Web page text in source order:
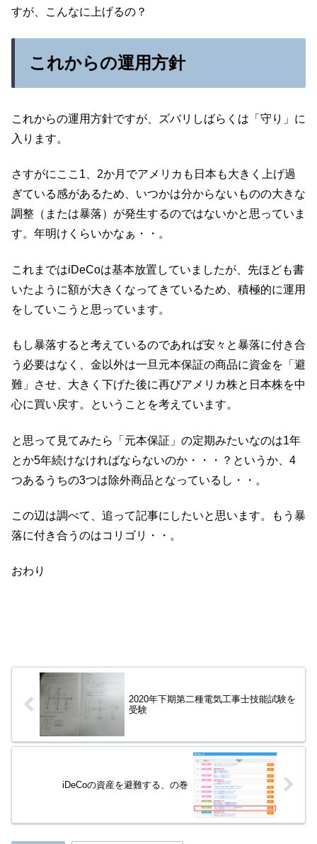
すが、こんなに上げるの？
これからの運用方針
これからの運用方針ですが、ズバリしばらくは「守り」に
入ります。
さすがにここ1、2か月でアメリカも日本も大きく上げ過
ぎている感があるため、いつかは分からないものの大きな
調整（または暴落）が発生するのではないかと思っていま
す。年明けくらいかなぁ・・。
これまではiDeCoは基本放置していましたが、先ほども書
いたように額が大きくなってきているため、積極的に運用
をしていこうと思っています。
もし暴落すると考えているのであれば安々と暴落に付き合
う必要はなく、金以外は一旦元本保証の商品に資金を「避
難」させ、大きく下げた後に再びアメリカ株と日本株を中
心に買い戻す。ということを考えています。
と思って見てみたら「元本保証」の定期みたいなのは1年
とか5年続けなければならないのか・・・？というか、4
つあるうちの3つは除外商品となっているし・・。
この辺は調べて、追って記事にしたいと思います。もう暴
落に付き合うのはコリゴリ・・。
おわり
2020年下期第二種電気工事士技能試験を
受験
iDeCoの資産を避難する、の巻